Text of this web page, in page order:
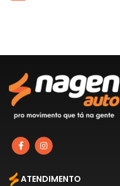
ATENDIMENTO